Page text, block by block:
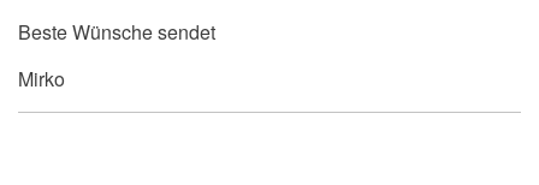
Beste Wünsche sendet
Mirko